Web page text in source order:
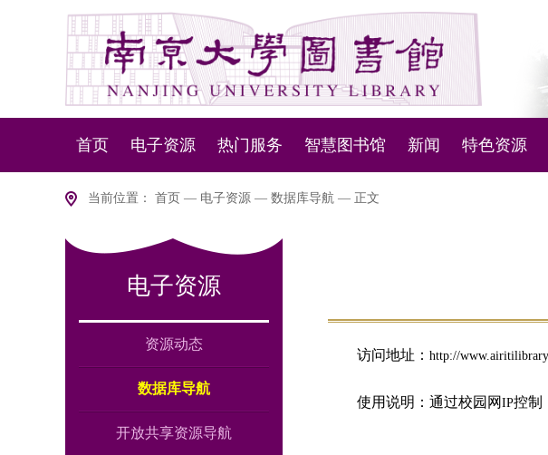
首页 电子资源
资源动态
数据库导航
版权说明
热门服务
资源服务
设备服务
智慧图书馆
NLSP下一代图书馆管理系统
新闻 特色资源
当前位置： 首页 — 电子资源 — 数据库导航 — 正文
电子资源
资源动态
数据库导航
开放共享资源导航
访问地址： http://
使用说明：通过校园网 IP控制